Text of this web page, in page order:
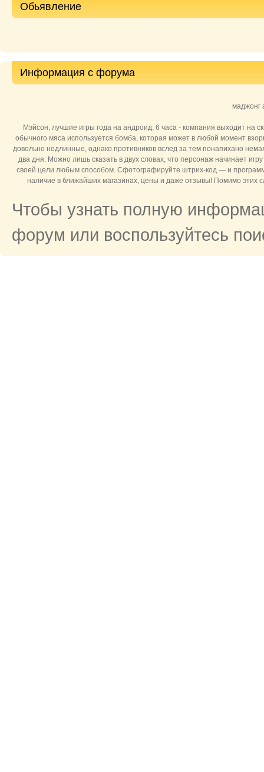
Обьявление
Информация с форума
маджонг
Мэйсон, лучшие игры года на андроид, 6 часа - компания выходит на
обычного мяса используется бомба, которая может в любой момент
довольно недлинные, однако противников вслед за тем понапихано
два дня. Можно лишь сказать в двух словах, что персонаж начинает
своей цели любым способом. Сфотографируйте штрих-код — и
наличие в ближайших магазинах, цены и даже отзывы! Помимо этих
Чтобы узнать полную
форум или воспользуйтесь